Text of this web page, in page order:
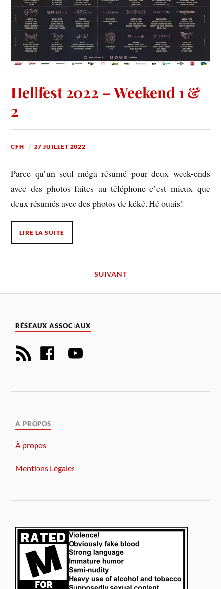
Hellfest 2022 – Weekend 1 &
2
CFH 27 JUILLET 2022
Parce qu’un seul méga résumé pour deux week-ends
avec des photos faites au téléphone c’est mieux que
deux résumés avec des photos de kéké. Hé ouais!
LIRE LA SUITE
SUIVANT
RÉSEAUX ASSOCIAUX
A PROPOS
À propos
Mentions Légales